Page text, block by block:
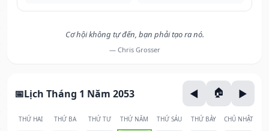
Cơ hội không tự đến, bạn phải tạo ra nó.
— Chris Grosser
Lịch Tháng 1 Năm 2053
THỨ HAI THỨ BA THỨ TƯ THỨ NĂM THỨ SÁU THỨ BẢY CHỦ NHẬT